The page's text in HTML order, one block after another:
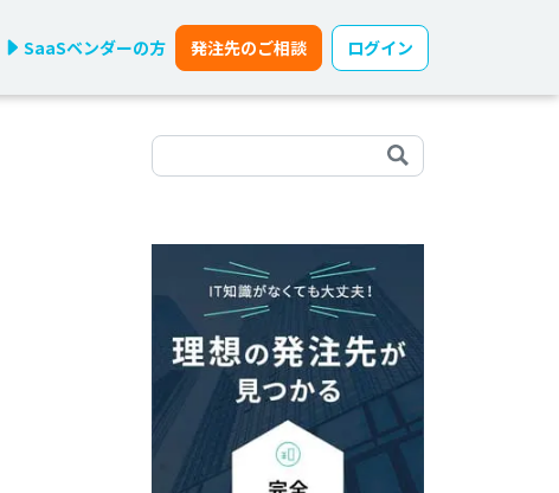
SaaSベンダーの方 発注先のご相談 ログイン